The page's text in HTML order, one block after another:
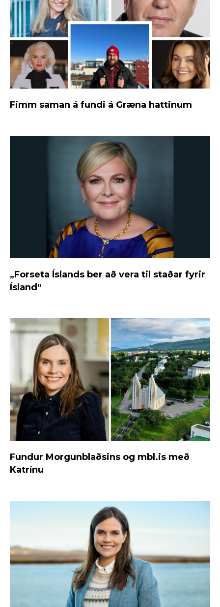
Fimm saman á fundi á Græna hattinum
„Forseta Íslands ber að vera til staðar fyrir
Ísland“
Fundur Morgunblaðsins og mbl.is með
Katrínu